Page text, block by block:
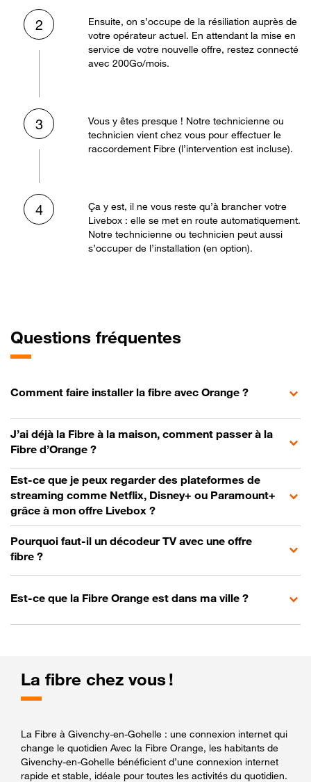
2
Ensuite, on s’occupe de la résiliation auprès de
votre opérateur actuel. En attendant la mise en
service de votre nouvelle offre, restez connecté
avec 200Go/mois.
3
Vous y êtes presque ! Notre technicienne ou
technicien vient chez vous pour effectuer le
raccordement Fibre (l’intervention est incluse).
4
Ça y est, il ne vous reste qu’à brancher votre
Livebox : elle se met en route automatiquement.
Notre technicienne ou technicien peut aussi
s’occuper de l’installation (en option).
Questions fréquentes
Comment faire installer la fibre avec Orange ?
J’ai déjà la Fibre à la maison, comment passer à la
Fibre d’Orange ?
Est-ce que je peux regarder des plateformes de
streaming comme Netflix, Disney+ ou Paramount+
grâce à mon offre Livebox ?
Pourquoi faut-il un décodeur TV avec une offre
fibre ?
Est-ce que la Fibre Orange est dans ma ville ?
La fibre chez vous !
La Fibre à Givenchy-en-Gohelle : une connexion internet qui
change le quotidien Avec la Fibre Orange, les habitants de
Givenchy-en-Gohelle bénéficient d’une connexion internet
rapide et stable, idéale pour toutes les activités du quotidien.